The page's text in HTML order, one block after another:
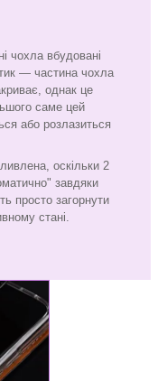
чохла вбудовані
— частина чохла
однак це
саме цей
або розлазиться
оскільки 2
завдяки
просто загорнути
стані.